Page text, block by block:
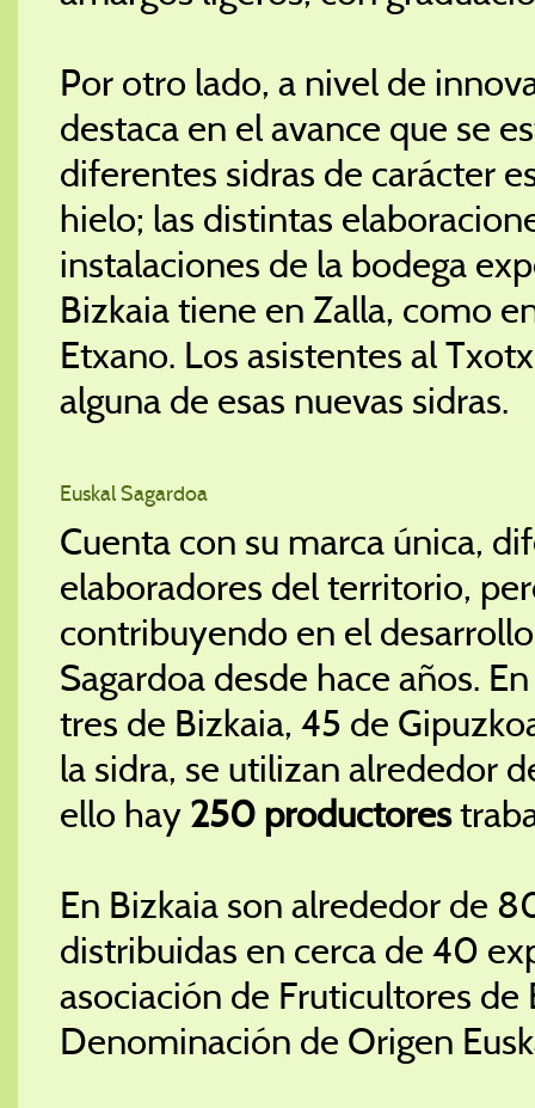
Por otro lado, a nivel de
destaca en el avance que se
diferentes sidras de carácter
hielo; las distintas
instalaciones de la bodega
Bizkaia tiene en Zalla, como
Etxano. Los asistentes al
alguna de esas nuevas sidras.
Euskal Sagardoa
Cuenta con su marca única,
elaboradores del territorio,
contribuyendo en el
Sagardoa desde hace años.
tres de Bizkaia, 45 de
la sidra, se utilizan alrededor
ello hay 250 productores
En Bizkaia son alrededor de
distribuidas en cerca de 40
asociación de Fruticultores
Denominación de Origen